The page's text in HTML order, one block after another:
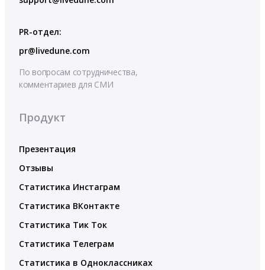
PR-отдел:
pr@livedune.com
По вопросам сотрудничества,
комментариев для СМИ
Продукт
Презентация
Отзывы
Статистика Инстаграм
Статистика ВКонтакте
Статистика Тик Ток
Статистика Телеграм
Статистика в Одноклассниках